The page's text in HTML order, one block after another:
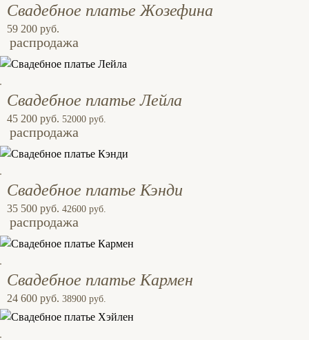
Свадебное платье Жозефина
59 200 руб.
распродажа
Свадебное платье Лейла
45 200 руб. 52000 руб.
распродажа
Свадебное платье Кэнди
35 500 руб. 42600 руб.
распродажа
Свадебное платье Кармен
24 600 руб. 38900 руб.